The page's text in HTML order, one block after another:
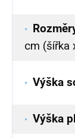
cm (šířka
Výška
Výška